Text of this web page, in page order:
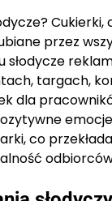
przez
słodycze
targach,
dla
co